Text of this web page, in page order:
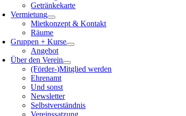
Getränkekarte
Vermietung
Mietkonzept & Kontakt
Räume
Gruppen + Kurse
Angebot
Über den Verein
(Förder-)Mitglied werden
Ehrenamt
Und sonst
Newsletter
Selbstverständnis
Vereinssatzung